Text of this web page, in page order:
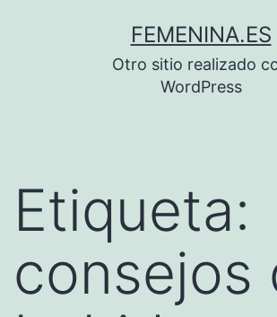
FEMENINA.ES
Otro sitio realizado
WordPress
Etiqueta:
consejos